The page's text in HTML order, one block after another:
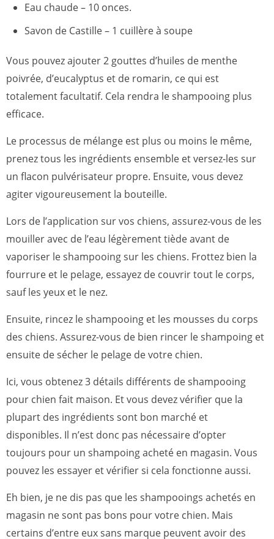
Eau chaude – 10 onces.
Savon de Castille – 1 cuillère à soupe
Vous pouvez ajouter 2 gouttes d’huiles de menthe
poivrée, d’eucalyptus et de romarin, ce qui est
totalement facultatif. Cela rendra le shampooing plus
efficace.
Le processus de mélange est plus ou moins le même,
prenez tous les ingrédients ensemble et versez-les sur
un flacon pulvérisateur propre. Ensuite, vous devez
agiter vigoureusement la bouteille.
Lors de l’application sur vos chiens, assurez-vous de les
mouiller avec de l’eau légèrement tiède avant de
vaporiser le shampooing sur les chiens. Frottez bien la
fourrure et le pelage, essayez de couvrir tout le corps,
sauf les yeux et le nez.
Ensuite, rincez le shampooing et les mousses du corps
des chiens. Assurez-vous de bien rincer le shampoing et
ensuite de sécher le pelage de votre chien.
Ici, vous obtenez 3 détails différents de shampooing
pour chien fait maison. Et vous devez vérifier que la
plupart des ingrédients sont bon marché et
disponibles. Il n’est donc pas nécessaire d’opter
toujours pour un shampoing acheté en magasin. Vous
pouvez les essayer et vérifier si cela fonctionne aussi.
Eh bien, je ne dis pas que les shampooings achetés en
magasin ne sont pas bons pour votre chien. Mais
certains d’entre eux sans marque peuvent avoir des